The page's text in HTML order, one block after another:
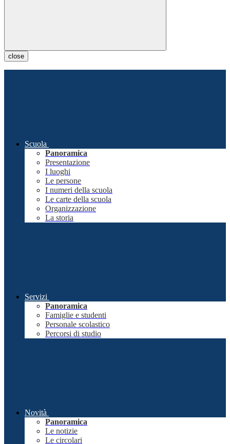
close
Scuola
Panoramica
Presentazione
I luoghi
Le persone
I numeri della scuola
Le carte della scuola
Organizzazione
La storia
Servizi
Panoramica
Famiglie e studenti
Personale scolastico
Percorsi di studio
Novità
Panoramica
Le notizie
Le circolari